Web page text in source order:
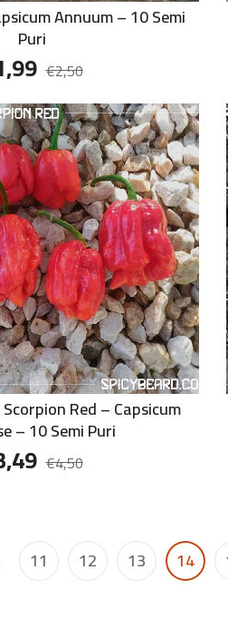
Annuum – 10 Semi
Puri
€2,50
Red – Capsicum
– 10 Semi Puri
€4,50
11 12 13 14